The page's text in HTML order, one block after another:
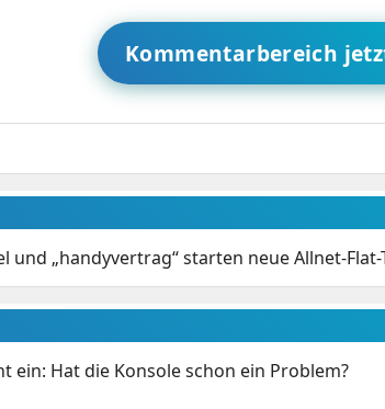
Kommentarbereich
und „handyvertrag“ starten neue Allnet-
ein: Hat die Konsole schon ein Problem?